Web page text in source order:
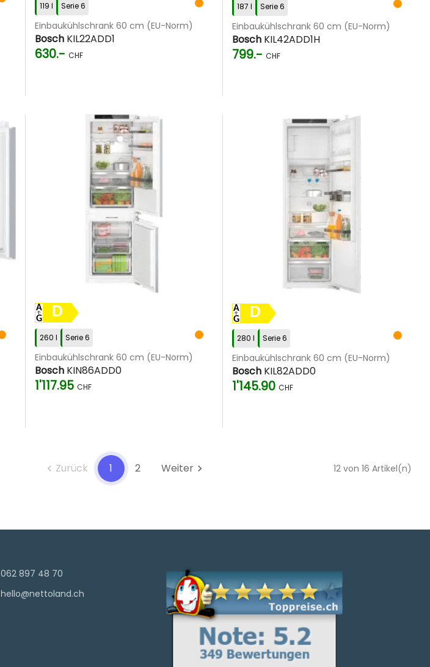
119 l Serie 6
Einbaukühlschrank 60 cm (EU-Norm)
BoschKIL22ADD1
630.- CHF
187 l Serie 6
Einbaukühlschrank 60 cm (EU-Norm)
Bosch KIL42ADD1H
799.-CHF
D
260 l Serie 6
Einbaukühlschrank 60 cm (EU-Norm)
BoschKIN86ADD0
1'117.95 CHF
D
280 l Serie 6
Einbaukühlschrank 60 cm (EU-Norm)
Bosch KIL82ADD0
1'145.90CHF
chevron_left Zurück 1 2 Weiterchevron_right 12 von 16 Artikel(n)
062 897 48 70
hello@nettoland.ch